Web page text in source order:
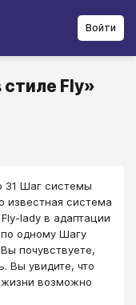
Войти
Fly»
31 Шаг системы
известная система
lady в адаптации
одному Шагу
почувствуете,
Вы увидите, что
жизни возможно